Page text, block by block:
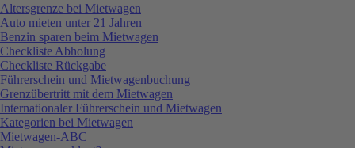
Altersgrenze bei Mietwagen
Auto mieten unter 21 Jahren
Benzin sparen beim Mietwagen
Checkliste Abholung
Checkliste Rückgabe
Führerschein und Mietwagenbuchung
Grenzübertritt mit dem Mietwagen
Internationaler Führerschein und Mietwagen
Kategorien bei Mietwagen
Mietwagen-ABC